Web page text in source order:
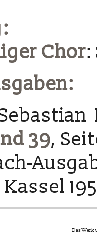
Chor:
39,
Das Werk